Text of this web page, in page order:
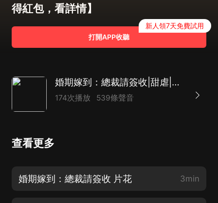
得紅包，看詳情】
打開APP收聽
新人領7天免費試用
婚期嫁到：總裁請簽收|甜虐|意外戀愛
174次播放 539條聲音
查看更多
婚期嫁到：總裁請簽收 片花 3min